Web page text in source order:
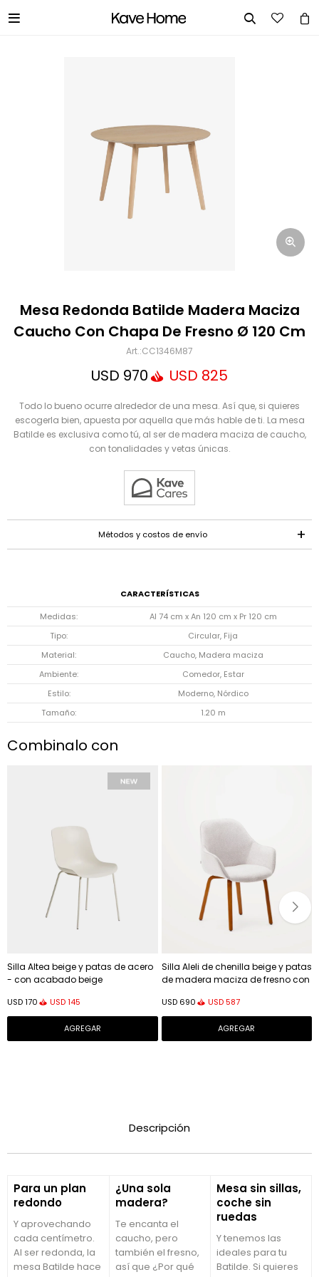
 
Mesa Redonda Batilde Madera Maciza
Caucho Con Chapa De Fresno Ø 120 Cm
CC1346M87
USD 970 USD 825
Todo lo bueno ocurre alrededor de una mesa. Así que, si quieres
escogerla bien, apuesta por aquella que más hable de ti. La mesa
Batilde es exclusiva como tú, al ser de madera maciza de caucho,
con tonalidades y vetas únicas.
Métodos y costos de envío
CARACTERÍSTICAS
Medidas
Al 74 cm x An 120 cm x Pr 120 cm
Tipo
Circular, Fija
Material
Caucho, Madera maciza
Ambiente
Comedor, Estar
Estilo
Moderno, Nórdico
Tamaño
1.20 m
Combinalo con
Silla Altea beige y patas de acero
- con acabado beige
USD170 USD145
Silla Aleli de chenilla beige y patas
de madera maciza de fresno con
USD 690 USD 587
Descripción
Para un plan
redondo
Y aprovechando
cada centímetro.
Al ser redonda, la
mesa Batilde hace
¿Una sola
madera?
Te encanta el
caucho, pero
también el fresno,
así que ¿Por qué
Mesa sin sillas,
coche sin
ruedas
Y tenemos las
ideales para tu
Batilde. Si quieres
Correo electrónico
Mensaje